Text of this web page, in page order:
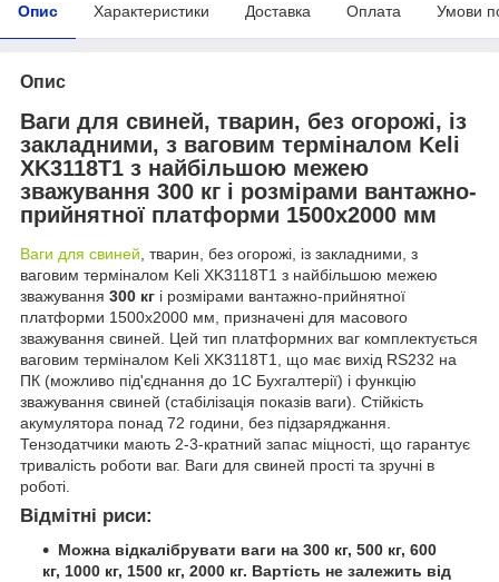
Опис Характеристики Доставка Оплата Умови
Опис
Ваги для свиней, тварин, без огорожі, із
закладними, з ваговим терміналом Keli
XK3118T1 з найбільшою межею
зважування 300 кг і розмірами вантажно-
прийнятної платформи 1500х2000 мм
Ваги для свиней, тварин, без огорожі, із закладними, з
ваговим терміналом Keli XK3118T1 з найбільшою межею
зважування 300 кг і розмірами вантажно-прийнятної
платформи 1500х2000 мм, призначені для масового
зважування свиней. Цей тип платформних ваг комплектується
ваговим терміналом Keli XK3118T1, що має вихід RS232 на
ПК (можливо під'єднання до 1С Бухгалтерії) і функцію
зважування свиней (стабілізація показів ваги). Стійкість
акумулятора понад 72 години, без підзаряджання.
Тензодатчики мають 2-3-кратний запас міцності, що гарантує
тривалість роботи ваг. Ваги для свиней прості та зручні в
роботі.
Відмітні риси:
Можна відкалібрувати ваги на 300 кг, 500 кг, 600
кг, 1000 кг, 1500 кг, 2000 кг. Вартість не залежить від